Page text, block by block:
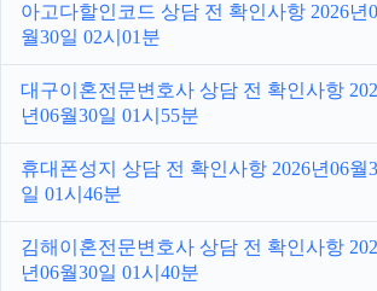
아고다할인코드 상담 전 확인사항 2026년
월30일 02시01분
대구이혼전문변호사 상담 전 확인사항
년06월30일 01시55분
휴대폰성지 상담 전 확인사항 2026년06월
일 01시46분
김해이혼전문변호사 상담 전 확인사항
년06월30일 01시40분